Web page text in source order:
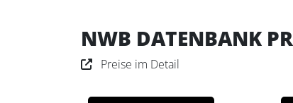
NWB DATENBANK
Preise im Detail